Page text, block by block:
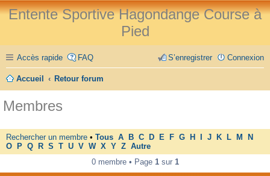
Entente Sportive Hagondange Course à
Pied
Accès rapide FAQ Connexion
S’enregistrer
Accueil Retour forum
Membres
Rechercher un membre • Tous A B C D E F G H J K L M
N
O
P Q R S T U V W X Y Z Autre
0 membre • Page 1sur 1